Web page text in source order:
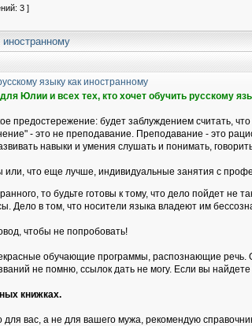
3 ]
иностранному
языку как иностранному
Юлии и всех тех, кто хочет обучить русскому
предостережение: будет заблуждением считать,
- это не преподавание. Преподавание - это
навыки и умения слушать и понимать,
или, что еще лучше, индивидуальные занятия с
то будьте готовы к тому, что дело пойдет не
Дело в том, что носители языка владеют им
чтобы не попробовать!
обучающие программы, распознающие
не помню, ссылок дать не могу. Если вы
книжках.
для вас, а не для вашего мужа, рекомендую